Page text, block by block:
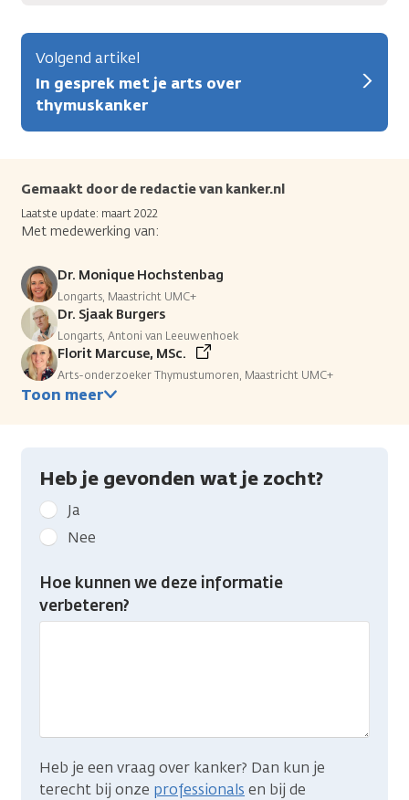
Volgend artikel
In gesprek met je arts over
thymuskanker
Gemaakt door de redactie van kanker.nl
Laatste update: maart 2022
Met medewerking van:
Dr. Monique Hochstenbag
Longarts, Maastricht UMC+
Dr. Sjaak Burgers
Longarts, Antoni van Leeuwenhoek
Florit Marcuse, MSc.
Arts-onderzoeker Thymustumoren, Maastricht UMC+
Toon meer
Heb je gevonden wat je zocht?
Geef
kanker.nl
feedback:
Heb
gevonden
Ja
Nee
Hoe kunnen we deze informatie
verbeteren?
Heb je een vraag over kanker? Dan kun je
terecht bij onze professionals en bij de